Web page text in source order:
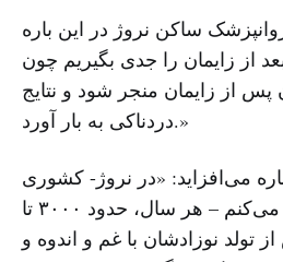
ساکن نروژ در این باره
از زایمان را جدی بگیریم چون
از زایمان منجر شود و نتایج
دردناکی به بار آورد.»
می‌افزاید: «در نروژ- کشوری
که من در آن زندگی می‌کنم – هر سال، حدود ۳۰۰۰ تا
از تولد نوزادشان با غم و اندوه و